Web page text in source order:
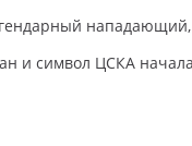
нападающий,
и символ ЦСКА